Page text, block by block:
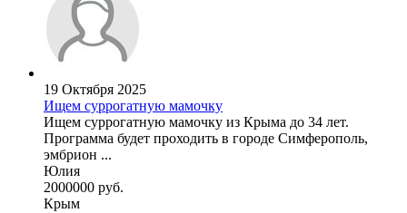
19 Октября 2025
Ищем суррогатную мамочку
Ищем суррогатную мамочку из Крыма до 34 лет.
Программа будет проходить в городе Симферополь,
эмбрион ...
Юлия
2000000 руб.
Крым